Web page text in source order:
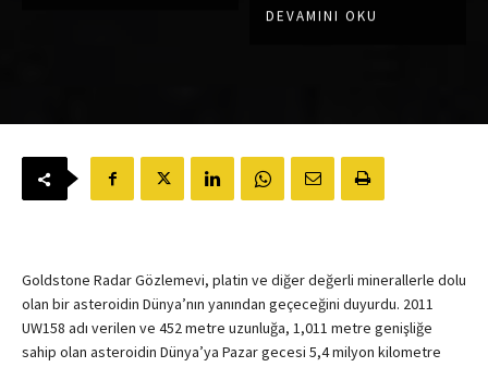
DEVAMINI OKU
Goldstone Radar Gözlemevi, platin ve diğer değerli minerallerle dolu
olan bir asteroidin Dünya’nın yanından geçeceğini duyurdu. 2011
UW158 adı verilen ve 452 metre uzunluğa, 1,011 metre genişliğe
sahip olan asteroidin Dünya’ya Pazar gecesi 5,4 milyon kilometre